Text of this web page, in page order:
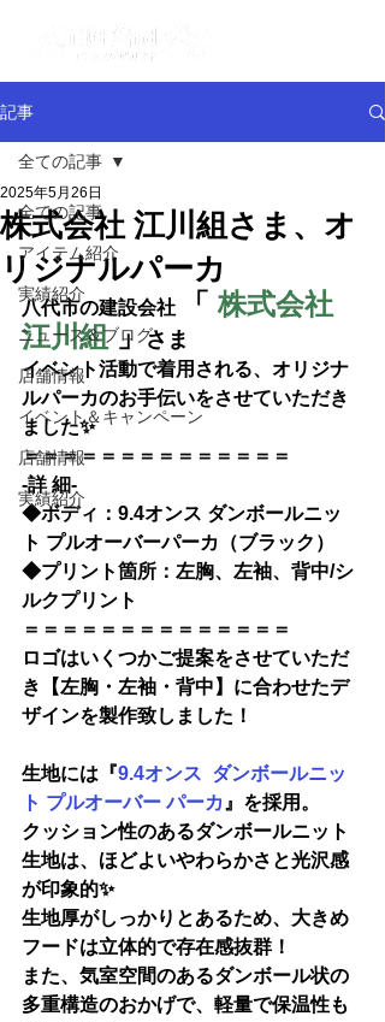
記事
全ての記事
アイテム紹介
実績紹介
ニュース＆ブログ
店舗情報
イベント＆キャンペーン
店舗情報
実績紹介
全ての記事
株式会社 江川組さま、オ
リジナルパーカ
2025年5月26日
八代市の建設会社 「 株式会社
江川組 」さま
イベント活動で着用される、オリジナ
ルパーカのお手伝いをさせていただき
ました✨
＝＝＝＝＝＝＝＝＝＝＝＝＝＝
-詳 細-
◆ボディ： 9.4オンス ダンボールニッ
ト プルオーバーパーカ（ブラック）
◆プリント箇所：左胸、左袖、背中/シ
ルクプリント
＝＝＝＝＝＝＝＝＝＝＝＝＝＝
ロゴはいくつかご提案をさせていただ
き【左胸・左袖・背中】に合わせたデ
ザインを製作致しました！
生地には『9.4オンス  ダンボールニッ
ト プルオーバー パーカ 』を採用。
クッション性のあるダンボールニット
生地は、ほどよいやわらかさと光沢感
が印象的✨
生地厚がしっかりとあるため、大きめ
フードは立体的で存在感抜群！
また、気室空間のあるダンボール状の
多重構造のおかげで、軽量で保温性も